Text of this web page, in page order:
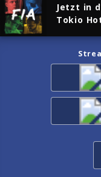
Jetzt in
Tokio